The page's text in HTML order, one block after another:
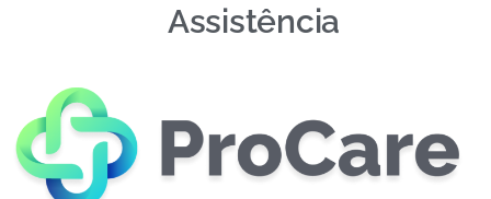
Assistência